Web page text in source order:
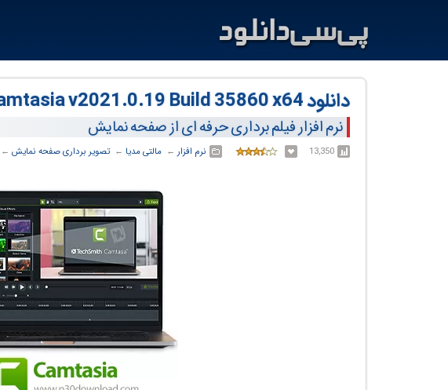
دانلود TechSmith Camtasia v2021.0.19 Build 35860 x64
نرم افزار فیلم برداری حرفه ای از صفحه نمایش
13,350 نرم افزار ← ‏ مالتی مدیا ← ‏تصویر برداری صفحه نمایش ← ‏